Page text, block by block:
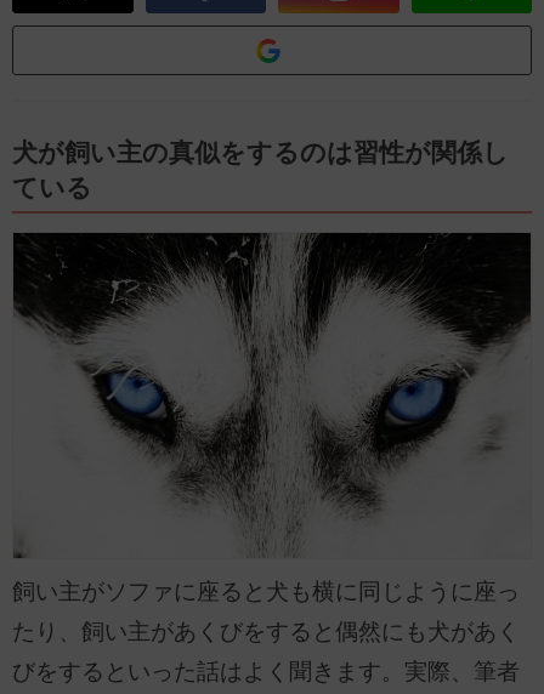
犬が飼い主の真似をするのは習性が関係し
ている
飼い主がソファに座ると犬も横に同じように座っ
たり、飼い主があくびをすると偶然にも犬があく
びをするといった話はよく聞きます。実際、筆者